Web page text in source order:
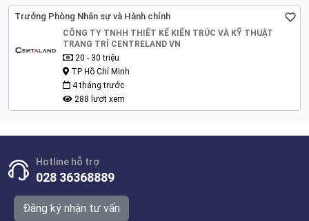
Trưởng Phòng Nhân sự và Hành chính
CÔNG TY TNHH THIẾT KẾ KIẾN TRÚC VÀ KỸ THUẬT
TRANG TRÍ CENTRELAND VN
20 - 30 triệu
TP Hồ Chí Minh
4 tháng trước
288 lượt xem
Hotline hỗ trợ
028 36368889
Đăng ký nhận tư vấn